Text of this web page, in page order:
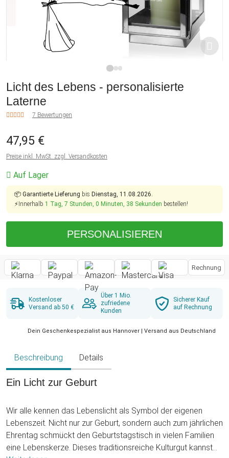
Licht des Lebens - personalisierte
Laterne
7 Bewertungen
47,95 €
Preise inkl. MwSt. zzgl. Versandkosten
Auf Lager
📦 Garantierte Lieferung bis Dienstag, 11.08.2026.
⚡Innerhalb 1 Tag, 7 Stunden, 0 Minuten, 37 Sekunden bestellen!
PERSONALISIEREN
Rechnung
Kostenloser
Versand ab 50 €
Über 1 Mio.
zufriedene
Kunden
Sicherer Kauf
auf Rechnung
Dein Geschenkespezialist aus Hannover | Versand aus Deutschland
Beschreibung Details
Ein Licht zur Geburt
Wir alle kennen das Lebenslicht als Symbol der eigenen
Lebenszeit. Nicht nur zur Geburt, sondern auch zum jährlichen
Ehrentag schmückt den Geburtstagstisch in vielen Familien
eine Lebenskerze. Dieses traditionsreiche Kulturgut kannst